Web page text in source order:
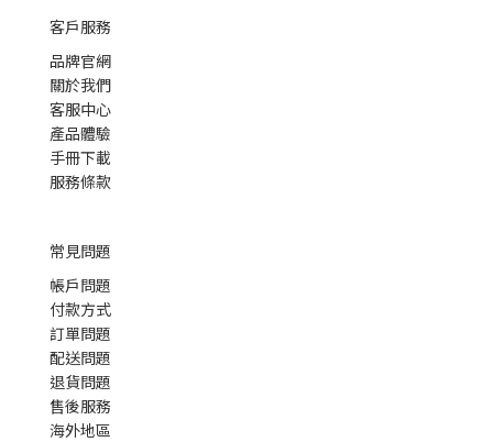
客戶服務
品牌官網
關於我們
客服中心
產品體驗
手冊下載
服務條款
常見問題
帳戶問題
付款方式
訂單問題
配送問題
退貨問題
售後服務
海外地區